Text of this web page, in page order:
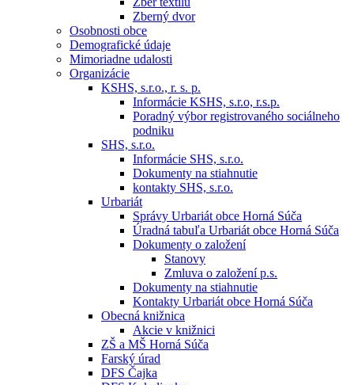
Zberný dvor
Osobnosti obce
Demografické údaje
Mimoriadne udalosti
Organizácie
KSHS, s.r.o., r. s. p.
Informácie KSHS, s.r.o, r.s.p.
Poradný výbor registrovaného sociálneho
podniku
SHS, s.r.o.
Informácie SHS, s.r.o.
Dokumenty na stiahnutie
kontakty SHS, s.r.o.
Urbariát
Správy Urbariát obce Horná Súča
Úradná tabuľa Urbariát obce Horná Súča
Dokumenty o založení
Stanovy
Zmluva o založení p.s.
Dokumenty na stiahnutie
Kontakty Urbariát obce Horná Súča
Obecná knižnica
Akcie v knižnici
ZŠ a MŠ Horná Súča
Farský úrad
DFS Čajka